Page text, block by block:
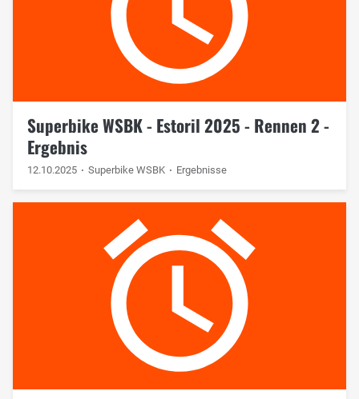
Superbike WSBK - Estoril 2025 - Rennen 2 -
Ergebnis
12.10.2025 Superbike WSBK Ergebnisse